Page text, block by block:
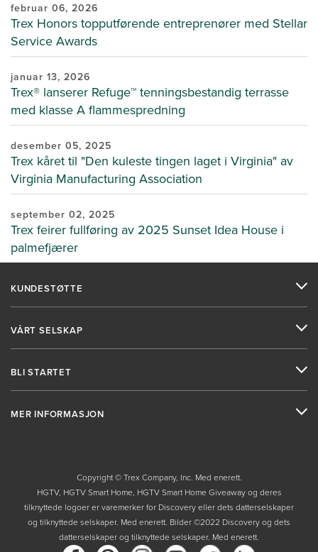
februar 06, 2026
Trex Honors topputførende entreprenører med Stellar
Service Awards
januar 13, 2026
Trex® lanserer Refuge™ tenningsbestandig terrasse
med klasse A flammespredning
desember 05, 2025
Trex kåret til "Den kuleste tingen laget i Virginia" av
Virginia Manufacturing Association
september 02, 2025
Trex feirer fullføring av 2025 Sunset Idea House i
palmefjærer
KUNDESTØTTE
VÅRT SELSKAP
BLI STARTET
MER INFORMASJON
Copyright © Trex Company, Inc. Med enerett.
HGTV, HGTV Smart Home, HGTV Smart Home Giveaway og deres
tilknyttede logoer er varemerker for Discovery eller dets datterselskaper
og tilknyttede selskaper. Med enerett. Bilder ©2022 Discovery og dets
datterselskaper og tilknyttede selskaper. Med enerett.